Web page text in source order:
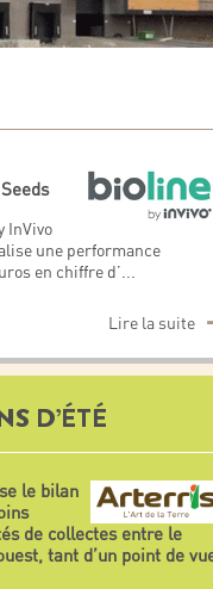
InVivo
une performance
en chiffre d’...
Lire la suite
D’ÉTÉ
le bilan
de collectes entre le
tant d’un point de